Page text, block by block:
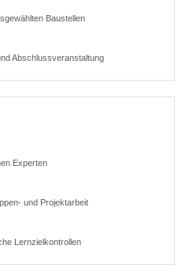
Baustellen
Abschlussveranstaltung
Experten
und Projektarbeit
Lernzielkontrollen